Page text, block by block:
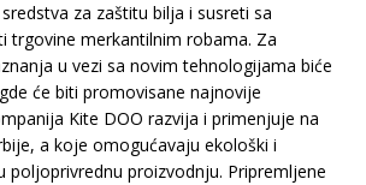
za zaštitu bilja i susreti sa
trgovine merkantilnim robama. Za
u vezi sa novim tehnologijama biće
će biti promovisane najnovije
Kite DOO razvija i primenjuje na
a koje omogućavaju ekološki i
poljoprivrednu proizvodnju. Pripremljene